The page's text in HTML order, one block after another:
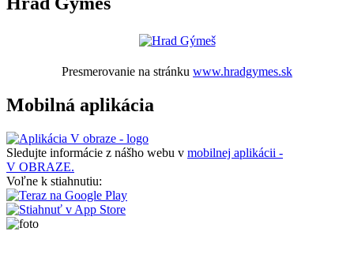
Presmerovanie na stránku www.hradgymes.sk
Mobilná aplikácia
Sledujte informácie z nášho webu v mobilnej aplikácii -
V OBRAZE.
Voľne k stiahnutiu: